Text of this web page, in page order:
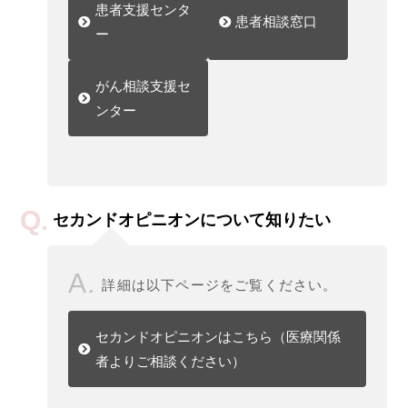
患者支援センタ
ー
患者相談窓口
がん相談支援セ
ンター
セカンドオピニオンについて知りたい
詳細は以下ページをご覧ください。
セカンドオピニオンはこちら（医療関係
者よりご相談ください）